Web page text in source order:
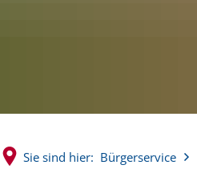
Sie sind hier: Bürgerservice